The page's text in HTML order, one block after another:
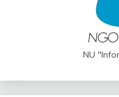
NU